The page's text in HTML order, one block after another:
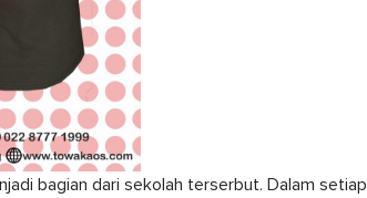
bagian dari sekolah terserbut. Dalam setiap